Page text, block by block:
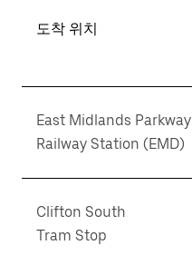
도착 위치
East Midlands Parkway
Railway Station (EMD)
Clifton South
Tram Stop